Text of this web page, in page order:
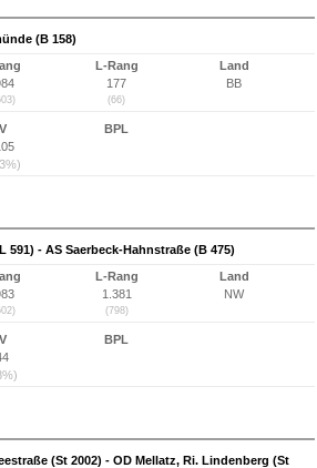
(B 158)
L-Rang
177
(66)
Land
BB
BPL
591) - AS Saerbeck-Hahnstraße (B 475)
L-Rang
1.381
(798)
Land
NW
BPL
(St 2002) - OD Mellatz, Ri. Lindenberg (St